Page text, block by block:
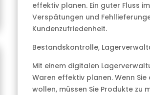
effektiv planen. Ein guter Fluss
Verspätungen und
Kundenzufriedenheit.
Bestandskontrolle,
Mit einem digitalen
Waren effektiv planen. Wenn
wollen, müssen Sie Produkte zu